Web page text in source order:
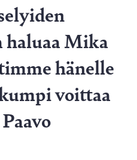
haluaa Mika
hänelle
voittaa